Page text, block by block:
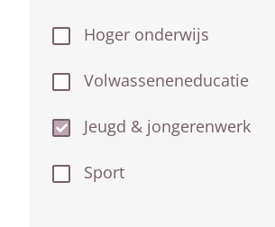
Hoger onderwijs
Volwasseneneducatie
Jeugd & jongerenwerk
Sport